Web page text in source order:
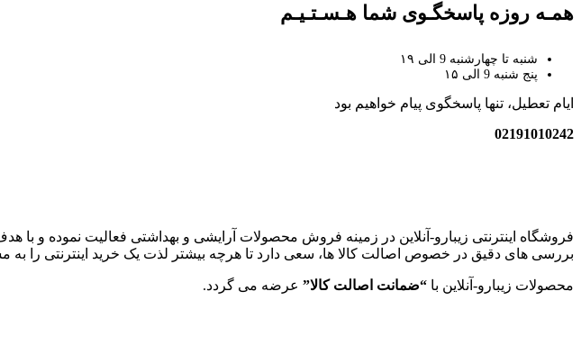
همـه روزه پاسخگـوی شما هـسـتـیـم
شنبه تا چهارشنبه 9 الی ۱۹
پنج شنبه 9 الی ۱۵
ایام تعطیل، تنها پاسخگوی پیام خواهیم بود
02191010242
فروشگاه اینترنتی زیبارو-آنلاین در زمینه فروش محصولات آرایشی و بهداشتی فعالیت نموده و با
بررسی های دقیق در خصوص اصالت کالا ها، سعی دارد تا هرچه بیشتر لذت یک خرید اینترنتی را به
محصولات زیبارو-آنلاین با “ضمانت اصالت کالا” عرضه می گردد.